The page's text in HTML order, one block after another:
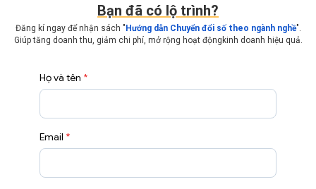
Bạn đã có lộ trình?
Đăng kí ngay để nhận sách " Hướng dẫn Chuyển đổi số theo ngành nghề".
Giúp tăng doanh thu, giảm chi phí, mở rộng hoạt động kinh doanh hiệu quả.
Họ và tên *
Email *